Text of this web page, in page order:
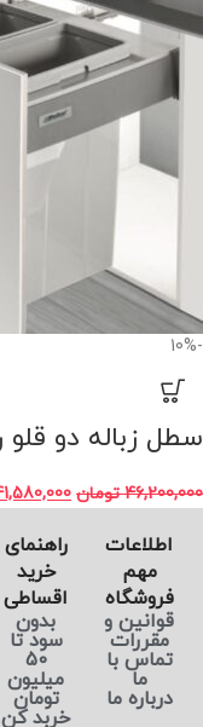
-10%
سطل زباله دو قلو
46,200,000 تومان
اطلاعات
مهم
فروشگاه
قوانین و
مقررات
تماس با
ما
درباره ما
راهنمای
خرید
اقساطی
بدون
سود تا
50
میلیون
تومان
خربد کن